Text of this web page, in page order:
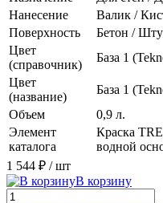
Нанесение
Валик /
Поверхность
Бетон /
Цвет
(справочник)
База 1
Цвет
(название)
База 1
Объем
0,9 л.
Элемент
каталога
Краска
водной
1 544 ₽ / шт
В корзину